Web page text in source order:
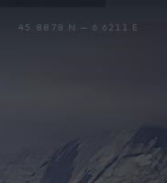
45.8878 N — 6.6211 E